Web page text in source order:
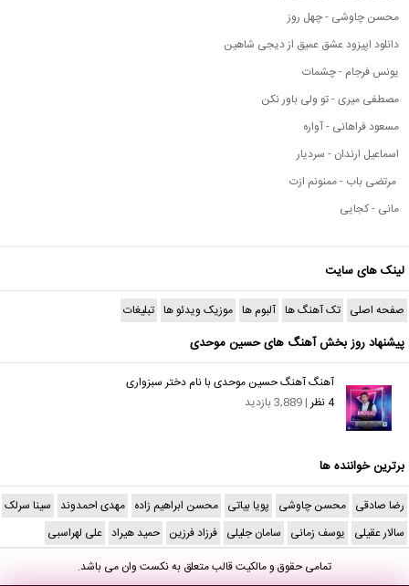
محسن چاوشی - چهل روز
دانلود اپیزود عشق عمیق از دیجی شاهین
یونس فرجام - چشمات
مصطفی میری - تو ولی باور نکن
مسعود فراهانی - آواره
اسماعیل ارندان - سردیار
مرتضی باب - ممنونم ازت
مانی - کجایی
لینک های سایت
صفحه اصلی تک آهنگ ها آلبوم ها موزیک ویدئو ها تبلیغات
پیشنهاد روز بخش آهنگ های حسین موحدی
آهنگ آهنگ حسین موحدی با نام دختر سبزواری
4 نظر
| 3,889 بازدید
برترین خواننده ها
رضا صادقی محسن چاوشی پویا بیاتی محسن ابراهیم زاده مهدی احمدوند سینا سرلک
سالار عقیلی یوسف زمانی سامان جلیلی فرزاد فرزین حمید هیراد علی لهراسبی
تمامی حقوق و مالکیت قالب متعلق بهنکست وانمی باشد.